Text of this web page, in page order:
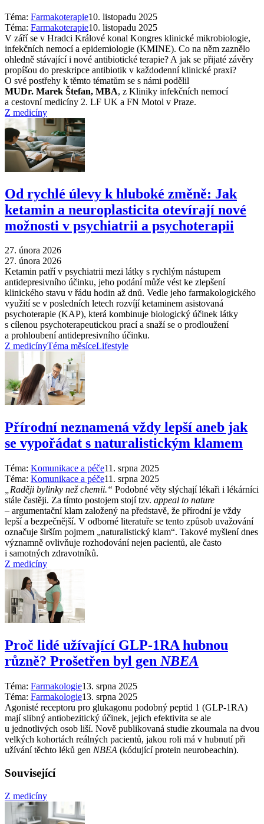
Téma: Farmakoterapie10. listopadu 2025
Téma: Farmakoterapie10. listopadu 2025
V září se v Hradci Králové konal Kongres klinické mikrobiologie,
infekčních nemocí a epidemiologie (KMINE). Co na něm zaznělo
ohledně stávající i nové antibiotické terapie? A jak se přijaté závěry
propíšou do preskripce antibiotik v každodenní klinické praxi?
O své postřehy k těmto tématům se s námi podělil
MUDr. Marek Štefan, MBA, z Kliniky infekčních nemocí
a cestovní medicíny 2. LF UK a FN Motol v Praze.
Z medicíny
Od rychlé úlevy k hluboké změně: Jak
ketamin a neuroplasticita otevírají nové
možnosti v psychiatrii a psychoterapii
27. února 2026
27. února 2026
Ketamin patří v psychiatrii mezi látky s rychlým nástupem
antidepresivního účinku, jeho podání může vést ke zlepšení
klinického stavu v řádu hodin až dnů. Vedle jeho farmakologického
využití se v posledních letech rozvíjí ketaminem asistovaná
psychoterapie (KAP), která kombinuje biologický účinek látky
s cílenou psychoterapeutickou prací a snaží se o prodloužení
a prohloubení antidepresivního účinku.
Z medicínyTéma měsíceLifestyle
Přírodní neznamená vždy lepší aneb jak
se vypořádat s naturalistickým klamem
Téma: Komunikace a péče11. srpna 2025
Téma: Komunikace a péče11. srpna 2025
„Raději bylinky než chemii.“ Podobné věty slýchají lékaři i lékárníci
stále častěji. Za tímto postojem stojí tzv. appeal to nature
–⁠ argumentační klam založený na představě, že přírodní je vždy
lepší a bezpečnější. V odborné literatuře se tento způsob uvažování
označuje širším pojmem „naturalistický klam“. Takové myšlení dnes
významně ovlivňuje rozhodování nejen pacientů, ale často
i samotných zdravotníků.
Z medicíny
Proč lidé užívající GLP-1RA hubnou
různě? Prošetřen byl gen NBEA
Téma: Farmakologie13. srpna 2025
Téma: Farmakologie13. srpna 2025
Agonisté receptoru pro glukagonu podobný peptid 1 (GLP-1RA)
mají slibný antiobezitický účinek, jejich efektivita se ale
u jednotlivých osob liší. Nově publikovaná studie zkoumala na dvou
velkých kohortách reálných pacientů, jakou roli má v hubnutí při
užívání těchto léků gen NBEA (kódující protein neurobeachin).
Související
Z medicíny